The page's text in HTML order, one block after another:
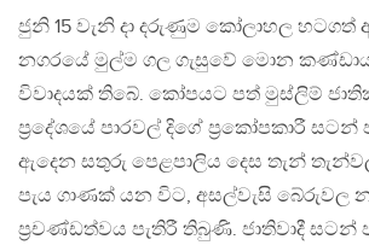
ජුනි 15 වැනි දා දරුණුම කෝලාහල හටගත්
නගරයේ මුල්ම ගල ගැසුවේ මොන
විවාදයක් තිබේ. කෝපයට පත් මුස්ලිම්
ප‍්‍රදේශයේ පාරවල් දිගේ ප‍්‍රකෝපකාරී
ඇදෙන සතුරු පෙළපාලිය දෙස තැන්
පැය ගාණක් යන විට, අසල්වැසි බේරුවල
ප‍්‍රචණ්ඩත්වය පැතිරී තිබුණි. ජාතිවාදී සටන්